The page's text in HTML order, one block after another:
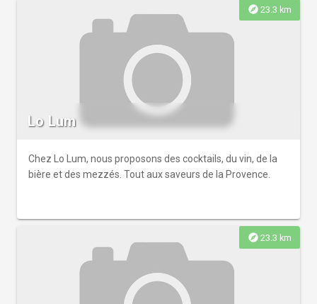
explore 23.3 km
Lo Lum
Chez Lo Lum, nous proposons des cocktails, du vin, de la
bière et des mezzés. Tout aux saveurs de la Provence.
explore 23.3 km